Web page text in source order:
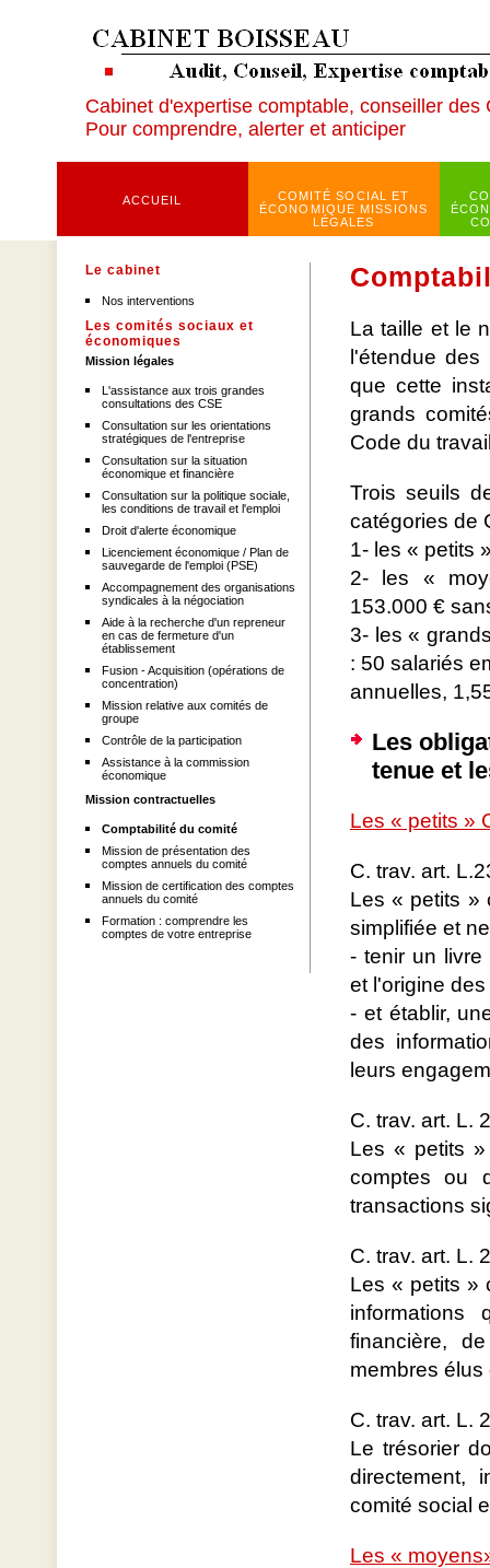
Cabinet d'expertise comptable, conseiller des
Pour comprendre, alerter et anticiper
ACCUEIL
COMITÉ SOCIAL ET
ÉCONOMIQUE MISSIONS
LÉGALES
Le cabinet
Nos interventions
Les comités sociaux et
économiques
Mission légales
L'assistance aux trois grandes
consultations des CSE
Consultation sur les orientations
stratégiques de l'entreprise
Consultation sur la situation
économique et financière
Consultation sur la politique sociale,
les conditions de travail et l'emploi
Droit d'alerte économique
Licenciement économique / Plan de
sauvegarde de l'emploi (PSE)
Accompagnement des organisations
syndicales à la négociation
Aide à la recherche d'un repreneur
en cas de fermeture d'un
établissement
Fusion - Acquisition (opérations de
concentration)
Mission relative aux comités de
groupe
Contrôle de la participation
Assistance à la commission
économique
Mission contractuelles
Comptabilité du comité
Mission de présentation des
comptes annuels du comité
Mission de certification des comptes
annuels du comité
Formation : comprendre les
comptes de votre entreprise
La taille et le
l'étendue
que cette
grands
Code du
Trois seuils
catégories de
1- les « petits
2- les «
153.000 €
3- les «
: 50 salariés
annuelles,
Les
tenue et
Les « petits »
C. trav. art.
Les « petits »
simplifiée et
- tenir un livre
et l'origine
- et établir,
des
leurs
C. trav. art. L.
Les « petits
comptes ou
transactions
C. trav. art. L.
Les « petits »
informations
financière,
membres
C. trav. art. L.
Le trésorier
directement,
comité social
Les «